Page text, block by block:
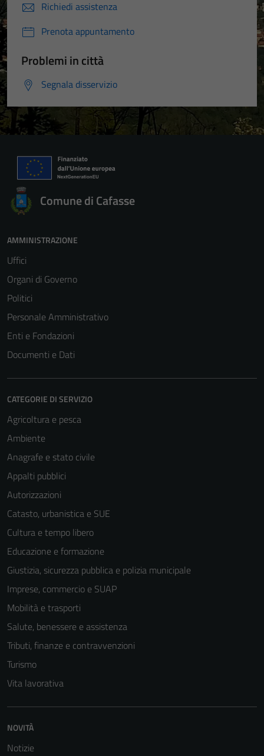
Richiedi assistenza
Prenota appuntamento
Problemi in città
Segnala disservizio
Comune di Cafasse
AMMINISTRAZIONE
Uffici
Organi di Governo
Politici
Personale Amministrativo
Enti e Fondazioni
Documenti e Dati
CATEGORIE DI SERVIZIO
Agricoltura e pesca
Ambiente
Anagrafe e stato civile
Appalti pubblici
Autorizzazioni
Catasto, urbanistica e SUE
Cultura e tempo libero
Educazione e formazione
Giustizia, sicurezza pubblica e polizia municipale
Imprese, commercio e SUAP
Mobilità e trasporti
Salute, benessere e assistenza
Tributi, finanze e contravvenzioni
Turismo
Vita lavorativa
NOVITÀ
Notizie